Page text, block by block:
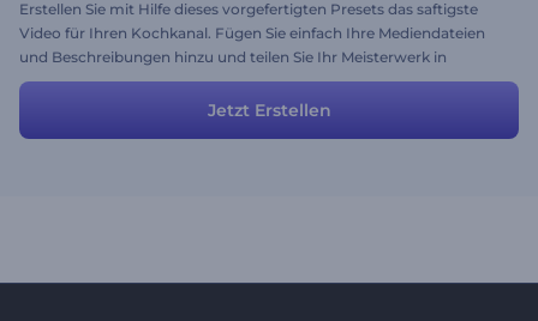
Erstellen Sie mit Hilfe dieses vorgefertigten Presets das saftigste
Video für Ihren Kochkanal. Fügen Sie einfach Ihre Mediendateien
und Beschreibungen hinzu und teilen Sie Ihr Meisterwerk in
wenigen Minuten mit Ihrem Publikum!
Jetzt Erstellen